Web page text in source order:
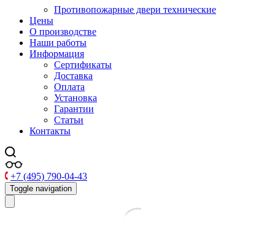
Противопожарные двери технические
Цены
О производстве
Наши работы
Информация
Сертификаты
Доставка
Оплата
Установка
Гарантии
Статьи
Контакты
+7 (495) 790-04-43
Toggle navigation